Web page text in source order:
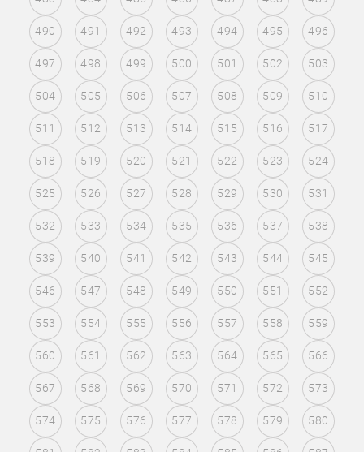
490 491 492 493 494 495 496
497 498 499 500 501 502 503
504 505 506 507 508 509 510
511 512 513 514 515 516 517
518 519 520 521 522 523 524
525 526 527 528 529 530 531
532 533 534 535 536 537 538
539 540 541 542 543 544 545
546 547 548 549 550 551 552
553 554 555 556 557 558 559
560 561 562 563 564 565 566
567 568 569 570 571 572 573
574 575 576 577 578 579 580